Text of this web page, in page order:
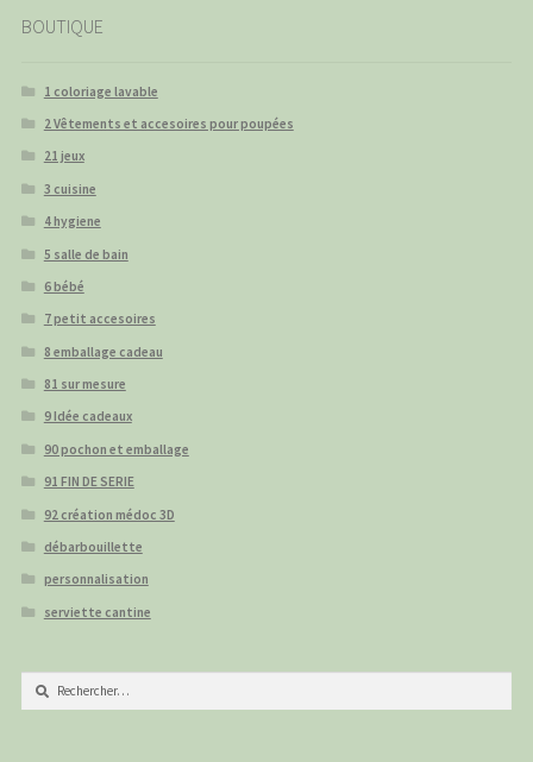
BOUTIQUE
1 coloriage lavable
2 Vêtements et accesoires pour poupées
21 jeux
3 cuisine
4 hygiene
5 salle de bain
6 bébé
7 petit accesoires
8 emballage cadeau
81 sur mesure
9 Idée cadeaux
90 pochon et emballage
91 FIN DE SERIE
92 création médoc 3D
débarbouillette
personnalisation
serviette cantine
Rechercher :